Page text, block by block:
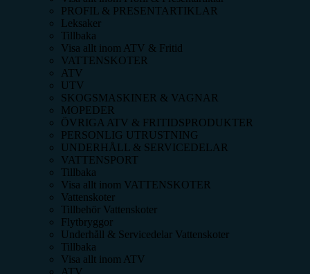
PROFIL & PRESENTARTIKLAR
Leksaker
Tillbaka
Visa allt inom ATV & Fritid
VATTENSKOTER
ATV
UTV
SKOGSMASKINER & VAGNAR
MOPEDER
ÖVRIGA ATV & FRITIDSPRODUKTER
PERSONLIG UTRUSTNING
UNDERHÅLL & SERVICEDELAR
VATTENSPORT
Tillbaka
Visa allt inom VATTENSKOTER
Vattenskoter
Tillbehör Vattenskoter
Flytbryggor
Underhåll & Servicedelar Vattenskoter
Tillbaka
Visa allt inom ATV
ATV